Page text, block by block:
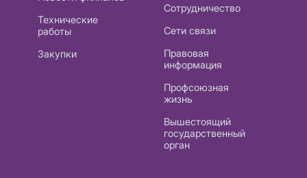
Технические
работы
Закупки
Сотрудничество
Сети связи
Правовая
информация
Профсоюзная
жизнь
Вышестоящий
государственный
орган